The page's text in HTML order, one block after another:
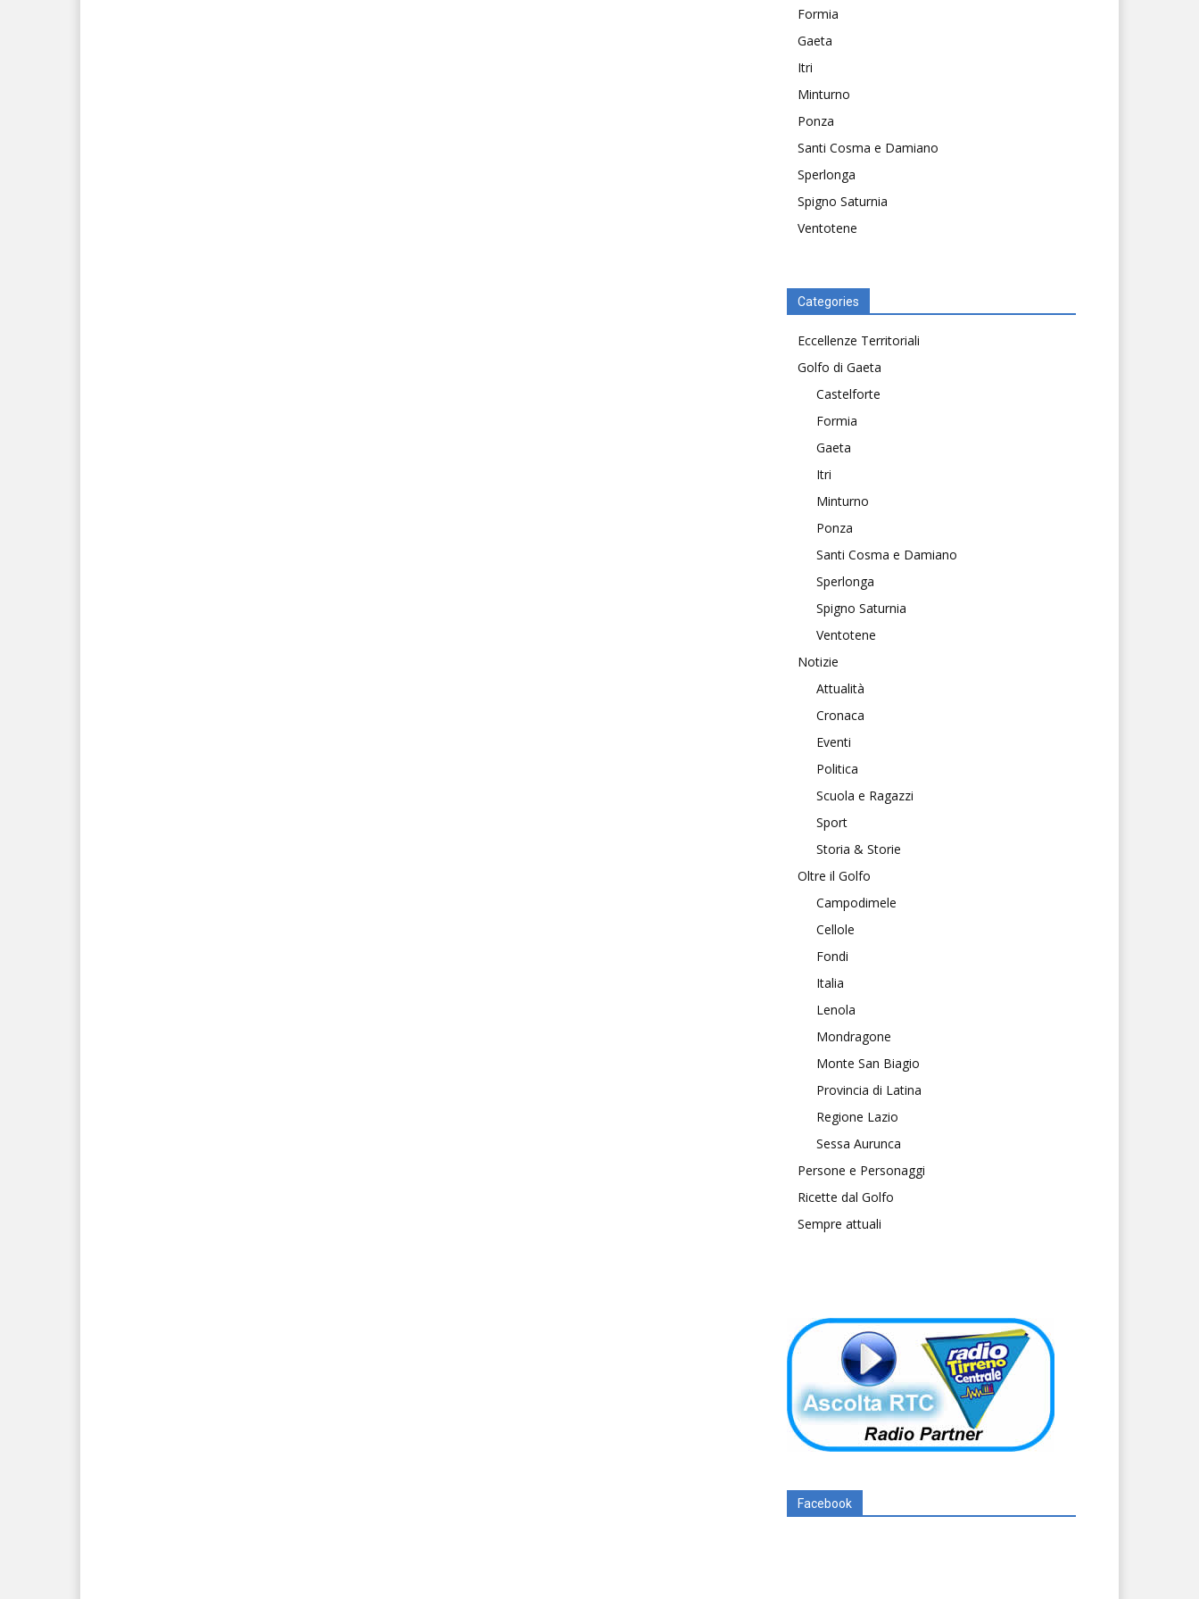
Formia
Gaeta
Itri
Minturno
Ponza
Santi Cosma e Damiano
Sperlonga
Spigno Saturnia
Ventotene
Categories
Eccellenze Territoriali
Golfo di Gaeta
Castelforte
Formia
Gaeta
Itri
Minturno
Ponza
Santi Cosma e Damiano
Sperlonga
Spigno Saturnia
Ventotene
Notizie
Attualità
Cronaca
Eventi
Politica
Scuola e Ragazzi
Sport
Storia & Storie
Oltre il Golfo
Campodimele
Cellole
Fondi
Italia
Lenola
Mondragone
Monte San Biagio
Provincia di Latina
Regione Lazio
Sessa Aurunca
Persone e Personaggi
Ricette dal Golfo
Sempre attuali
Facebook